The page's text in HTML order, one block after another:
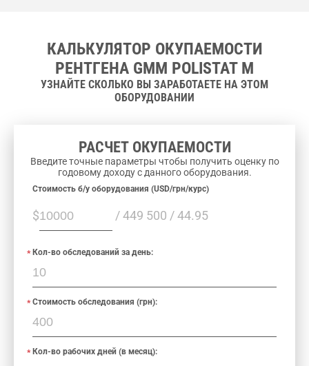
КАЛЬКУЛЯТОР ОКУПАЕМОСТИ
РЕНТГЕНА GMM POLISTAT M
УЗНАЙТЕ СКОЛЬКО ВЫ ЗАРАБОТАЕТЕ НА ЭТОМ
ОБОРУДОВАНИИ
РАСЧЕТ ОКУПАЕМОСТИ
Введите точные параметры чтобы получить оценку по
годовому доходу с данного оборудования.
$ / 449 500 / 44.95
Cтоимость б/у оборудования (USD/грн/курс)
Кол-во обследований за день:
Стоимость обследования (грн):
Кол-во рабочих дней (в месяц):